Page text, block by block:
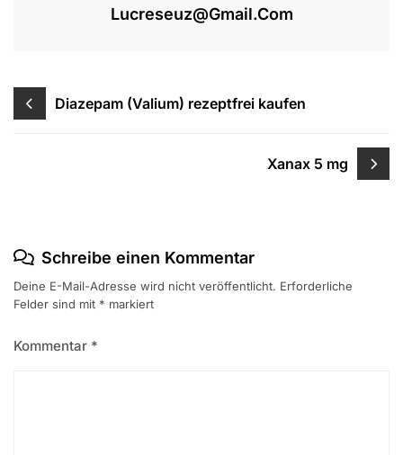
Lucreseuz@gmail.com
Beitragsnavigation
Diazepam (Valium) rezeptfrei kaufen
Xanax 5 mg
Schreibe einen Kommentar
Deine E-Mail-Adresse wird nicht veröffentlicht. Erforderliche
Felder sind mit * markiert
Kommentar *